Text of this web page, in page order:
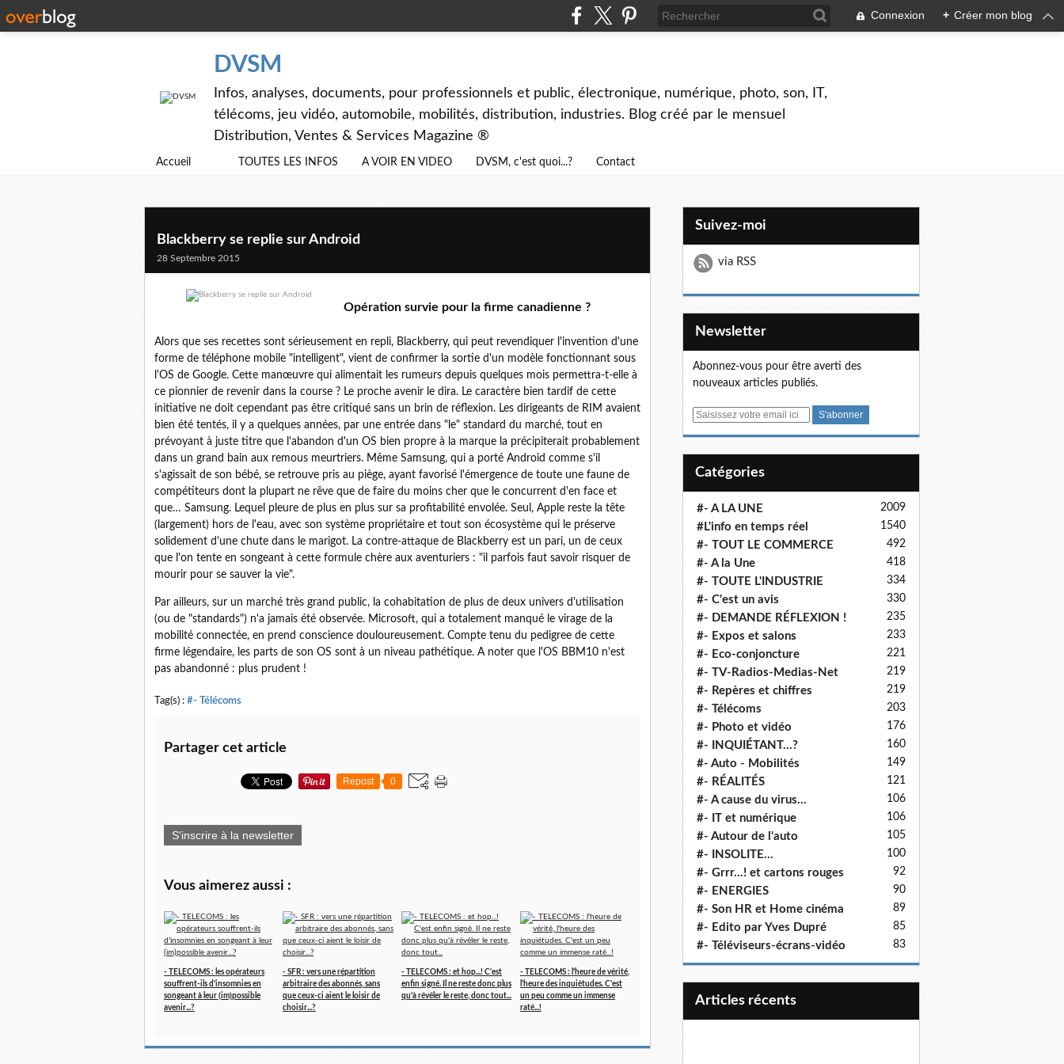
Connexion + Créer mon blog
DVSM
Infos, analyses, documents, pour professionnels et public, électronique, numérique, photo, son, IT,
télécoms, jeu vidéo, automobile, mobilités, distribution, industries. Blog créé par le mensuel
Distribution, Ventes & Services Magazine ®
Accueil TOUTES LES INFOS A VOIR EN VIDEO DVSM, c'est quoi...? Contact
Blackberry se replie sur Android
28 Septembre 2015
Opération survie pour la firme canadienne ?
Alors que ses recettes sont sérieusement en repli, Blackberry, qui peut revendiquer l'invention d'une
forme de téléphone mobile "intelligent", vient de confirmer la sortie d'un modèle fonctionnant sous
l'OS de Google. Cette manœuvre qui alimentait les rumeurs depuis quelques mois permettra-t-elle à
ce pionnier de revenir dans la course ? Le proche avenir le dira. Le caractère bien tardif de cette
initiative ne doit cependant pas être critiqué sans un brin de réflexion. Les dirigeants de RIM avaient
bien été tentés, il y a quelques années, par une entrée dans "le" standard du marché, tout en
prévoyant à juste titre que l'abandon d'un OS bien propre à la marque la précipiterait probablement
dans un grand bain aux remous meurtriers. Même Samsung, qui a porté Android comme s'il
s'agissait de son bébé, se retrouve pris au piège, ayant favorisé l'émergence de toute une faune de
compétiteurs dont la plupart ne rêve que de faire du moins cher que le concurrent d'en face et
que… Samsung. Lequel pleure de plus en plus sur sa profitabilité envolée. Seul, Apple reste la tête
(largement) hors de l'eau, avec son système propriétaire et tout son écosystème qui le préserve
solidement d'une chute dans le marigot. La contre-attaque de Blackberry est un pari, un de ceux
que l'on tente en songeant à cette formule chère aux aventuriers : "il parfois faut savoir risquer de
mourir pour se sauver la vie".
Par ailleurs, sur un marché très grand public, la cohabitation de plus de deux univers d'utilisation
(ou de "standards") n'a jamais été observée. Microsoft, qui a totalement manqué le virage de la
mobilité connectée, en prend conscience douloureusement. Compte tenu du pedigree de cette
firme légendaire, les parts de son OS sont à un niveau pathétique. A noter que l'OS BBM10 n'est
pas abandonné : plus prudent !
Tag(s) : #- Télécoms
Partager cet article
Repost 0
S'inscrire à la newsletter
Vous aimerez aussi :
- TELECOMS : les opérateurs
souffrent-ils d'insomnies en
songeant à leur (im)possible
avenir...?
- SFR : vers une répartition
arbitraire des abonnés, sans
que ceux-ci aient le loisir de
choisir...?
- TELECOMS : et hop...! C'est
enfin signé. Il ne reste donc plus
qu'à révéler le reste, donc tout...
- TELECOMS : l'heure de vérité,
l'heure des inquiétudes. C'est
un peu comme un immense
raté...!
Suivez-moi
via RSS
Newsletter
Abonnez-vous pour être averti des
nouveaux articles publiés.
E
Catégories
#- A LA UNE 2009
#L'info en temps réel 1540
#- TOUT LE COMMERCE 492
#- A la Une 418
#- TOUTE L'INDUSTRIE 334
#- C'est un avis 330
#- DEMANDE RÉFLEXION ! 235
#- Expos et salons 233
#- Eco-conjoncture 221
#- TV-Radios-Medias-Net 219
#- Repères et chiffres 219
#- Télécoms 203
#- Photo et vidéo 176
#- INQUIÉTANT...? 160
#- Auto - Mobilités 149
#- RÉALITÉS 121
#- A cause du virus... 106
#- IT et numérique 106
#- Autour de l'auto 105
#- INSOLITE... 100
#- Grrr...! et cartons rouges 92
#- ENERGIES 90
#- Son HR et Home cinéma 89
#- Edito par Yves Dupré 85
#- Téléviseurs-écrans-vidéo 83
articles récents